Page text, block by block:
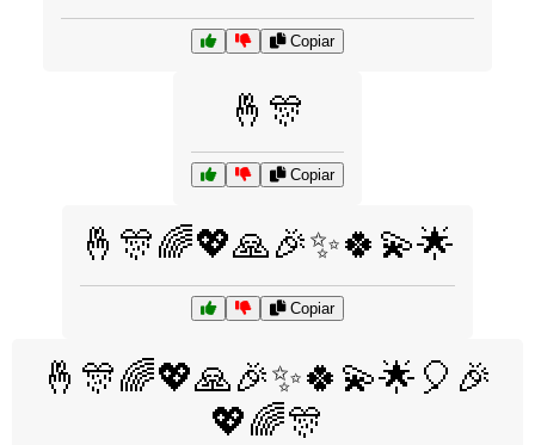
Copiar
🤞🎊
Copiar
🤞🎊🌈💖🙏🎉✨🍀💫🌟
Copiar
🤞🎊🌈💖🙏🎉✨🍀💫🌟🎈🎉
💖🌈🎊